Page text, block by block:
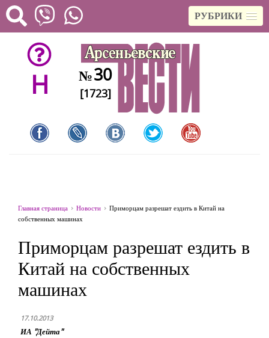
РУБРИКИ
H №30
[1723]
Главная страница Новости
Приморцам разрешат ездить в Китай на
собственных машинах
Приморцам разрешат ездить в
Китай на собственных
машинах
17.10.2013
ИА "Дейта"